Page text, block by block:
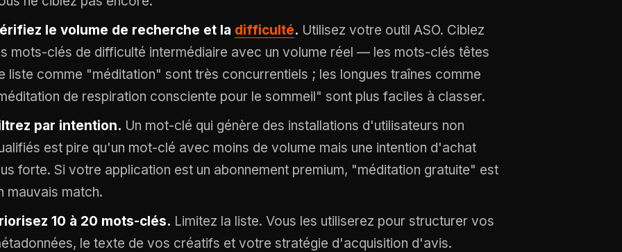
le volume de recherche et la difficulté. Utilisez votre outil ASO. Ciblez
mots-clés de difficulté intermédiaire avec un volume réel — les mots-clés têtes
liste comme "méditation" sont très concurrentiels ; les longues traînes comme
de respiration consciente pour le sommeil" sont plus faciles à classer.
par intention. Un mot-clé qui génère des installations d'utilisateurs non
est pire qu'un mot-clé avec moins de volume mais une intention d'achat
forte. Si votre application est un abonnement premium, "méditation gratuite" est
mauvais match.
10 à 20 mots-clés. Limitez la liste. Vous les utiliserez pour structurer vos
le texte de vos créatifs et votre stratégie d'acquisition d'avis.